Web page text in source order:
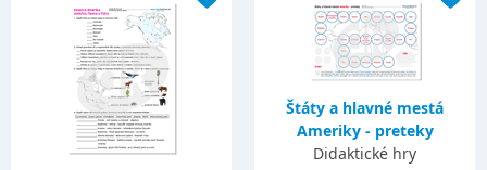
Štáty a hlavné mestá
Ameriky - preteky
Didaktické hry